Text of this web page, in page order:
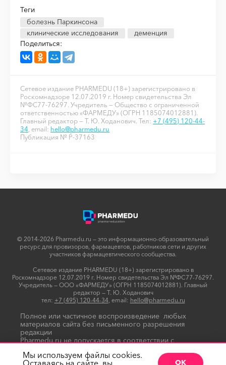
Теги
болезнь Паркинсона
клинические исследования
деменция
Поделиться:
Сетевое издание PHARMEDU (18+) зарегистрировано в
Роскомнадзоре 12.07.2019 г. Номер свидетельства Эл
№ФС77-76297. Учредитель — Общество с ограниченной
ответственностью «ФАРМЕДУ» (ОГРН 1185074012881).
Главный редактор — Т. Ю. Ходанович. Тел: +7 (495) 120-44-
34 , email: hello@pharmedu.ru
Публикация № P-37163
© 2014-2026 Pharmedu.ru — это информационно-образовательный
ресурс для провизоров, фармацевтов, работников сети и других
участников фармацевтического сообщества.
Сетевое издание PHARMEDU (18+) зарегистрировано в
Роскомнадзоре 12.07.2019 г. Номер свидетельства Эл №ФС77-76297.
Учредитель — ООО «ФАРМЕДУ» (ОГРН 1185074012881). Главный
редактор — Т. Ю. Ходанович
тел: +7 (495) 120-44-34, email: hello@pharmedu.ru
Полное или частичное воспроизведение любых
материалов сайта без письменного разрешения
редакции
Pharmedu.ru не допускается в соответствии с
Мы используем файлы cookies.
Оставаясь на сайте, вы
ОК